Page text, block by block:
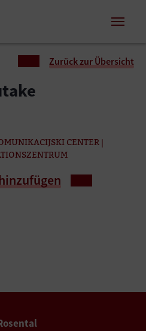
Zurück zur Übersicht
CENTER |